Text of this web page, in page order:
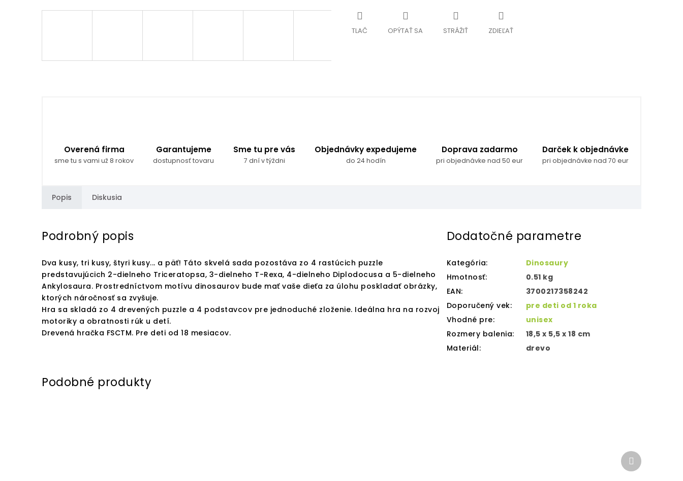
TLAČ OPÝTAŤ SA STRÁŽIŤ ZDIEĽAŤ
Overená firma
sme tu s vami už 8 rokov
Garantujeme
dostupnosť tovaru
Sme tu pre vás
7 dní v týždni
Objednávky expedujeme
do 24 hodín
Doprava zadarmo
pri objednávke nad 50 eur
Darček k objednávke
pri objednávke nad 70 eur
Popis Diskusia
Podrobný popis
Dva kusy, tri kusy, štyri kusy... a päť! Táto skvelá sada pozostáva zo 4 rastúcich puzzle
predstavujúcich 2-dielneho Triceratopsa, 3-dielneho T-Rexa, 4-dielneho Diplodocusa a 5-dielneho
Ankylosaura. Prostredníctvom motívu dinosaurov bude mať vaše dieťa za úlohu poskladať obrázky,
ktorých náročnosť sa zvyšuje.
Hra sa skladá zo 4 drevených puzzle a 4 podstavcov pre jednoduché zloženie. Ideálna hra na rozvoj
motoriky a obratnosti rúk u detí.
Drevená hračka FSCTM. Pre deti od 18 mesiacov.
Dodatočné parametre
Kategória:
Dinosaury
Hmotnosť:
0.51 kg
EAN:
3700217358242
Doporučený vek:
pre deti od 1 roka
Vhodné pre:
unisex
Rozmery balenia:
18,5 x 5,5 x 18 cm
Materiál: drevo
Ďalší
produkt